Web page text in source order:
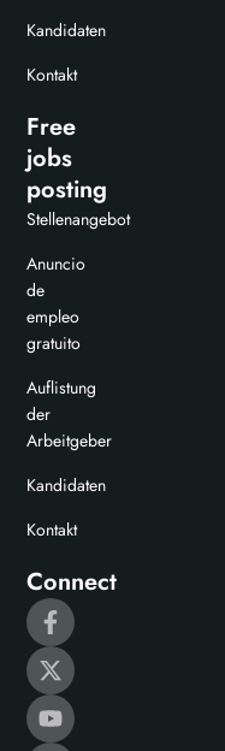
Kandidaten
Kontakt
Free
jobs
posting
Stellenangebot
Anuncio
de
empleo
gratuito
Auflistung
der
Arbeitgeber
Kandidaten
Kontakt
Connect